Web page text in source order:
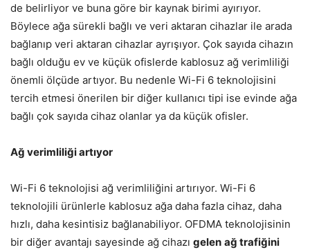
de belirliyor ve buna göre bir kaynak birimi ayırıyor.
Böylece ağa sürekli bağlı ve veri aktaran cihazlar ile arada
bağlanıp veri aktaran cihazlar ayrışıyor. Çok sayıda cihazın
bağlı olduğu ev ve küçük ofislerde kablosuz ağ verimliliği
önemli ölçüde artıyor. Bu nedenle Wi-Fi 6 teknolojisini
tercih etmesi önerilen bir diğer kullanıcı tipi ise evinde ağa
bağlı çok sayıda cihaz olanlar ya da küçük ofisler.
Ağ verimliliği artıyor
Wi-Fi 6 teknolojisi ağ verimliliğini artırıyor. Wi-Fi 6
teknolojili ürünlerle kablosuz ağa daha fazla cihaz, daha
hızlı, daha kesintisiz bağlanabiliyor. OFDMA teknolojisinin
bir diğer avantajı sayesinde ağ cihazı gelen ağ trafiğini